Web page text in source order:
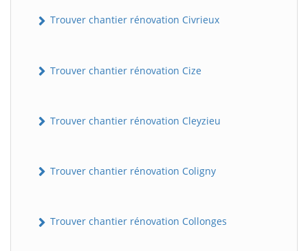
Trouver chantier rénovation Civrieux
Trouver chantier rénovation Cize
Trouver chantier rénovation Cleyzieu
Trouver chantier rénovation Coligny
Trouver chantier rénovation Collonges